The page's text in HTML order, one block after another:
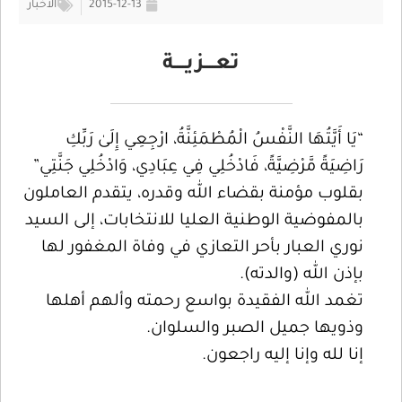
2015-12-13 الأخبار
تعــــزيــــة
“يَا أَيَّتُهَا النَّفْسُ الْمُطْمَئِنَّةُ، ارْجِعِي إِلَىٰ رَبِّكِ
رَاضِيَةً مَّرْضِيَّةً، فَادْخُلِي فِي عِبَادِي، وَادْخُلِي جَنَّتِي”
بقلوب مؤمنة بقضاء الله وقدره، يتقدم العاملون
بالمفوضية الوطنية العليا للانتخابات، إلى السيد
نوري العبار بأحر التعازي في وفاة المغفور لها
بإذن الله (والدته).
تغمد الله الفقيدة بواسع رحمته وألهم أهلها
وذويها جميل الصبر والسلوان.
إنا لله وإنا إليه راجعون.